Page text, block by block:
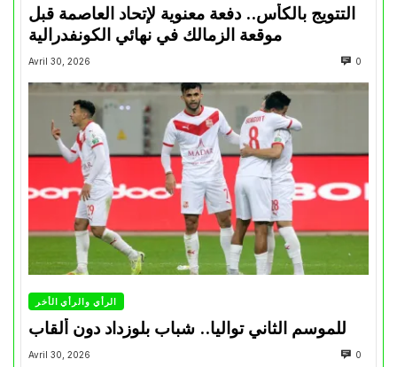
التتويج بالكأس.. دفعة معنوية لإتحاد العاصمة قبل
موقعة الزمالك في نهائي الكونفدرالية
Avril 30, 2026 0
الرأي والرأي الأخر
للموسم الثاني تواليا.. شباب بلوزداد دون ألقاب
Avril 30, 2026 0